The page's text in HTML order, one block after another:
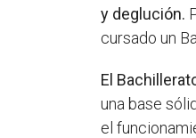
y deglución.
cursado un
El
una base
el